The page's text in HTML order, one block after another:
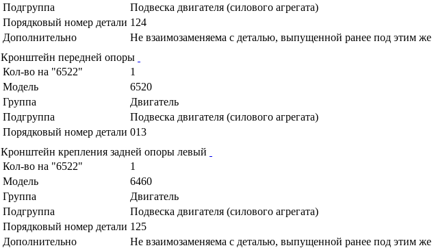
Подгруппа
Подвеска двигателя (силового агрегата)
Порядковый номер детали 124
Дополнительно
Не взаимозаменяема с деталью, выпущенной ранее под этим
Кронштейн передней опоры
Кол-во на "6522"
1
Модель
6520
Группа
Двигатель
Подгруппа
Подвеска двигателя (силового агрегата)
Порядковый номер детали 013
Кронштейн крепления задней опоры левый
Кол-во на "6522"
1
Модель
6460
Группа
Двигатель
Подгруппа
Подвеска двигателя (силового агрегата)
Порядковый номер детали 125
Дополнительно
Не взаимозаменяема с деталью, выпущенной ранее под этим